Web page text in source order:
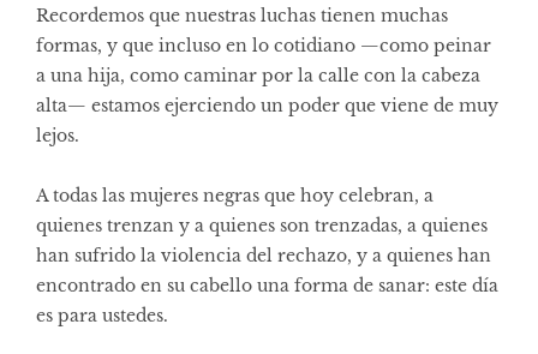
Recordemos que nuestras luchas tienen muchas
formas, y que incluso en lo cotidiano —como peinar
a una hija, como caminar por la calle con la cabeza
alta— estamos ejerciendo un poder que viene de muy
lejos.
A todas las mujeres negras que hoy celebran, a
quienes trenzan y a quienes son trenzadas, a quienes
han sufrido la violencia del rechazo, y a quienes han
encontrado en su cabello una forma de sanar: este día
es para ustedes.